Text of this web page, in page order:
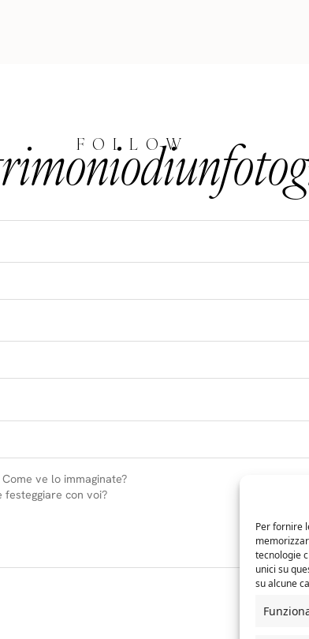
Per fornire
tecnologie
unici su
su alcune
FOLLOW